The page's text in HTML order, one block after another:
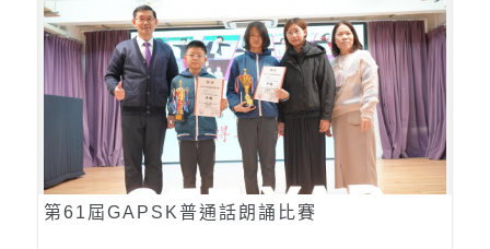
第61屆GAPSK普通話朗誦比賽